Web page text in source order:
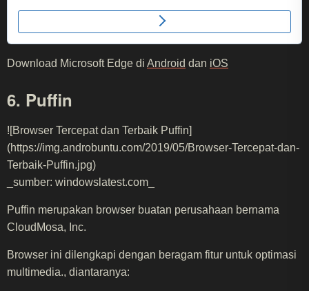
Download Microsoft Edge di Android dan iOS
6. Puffin
![Browser Tercepat dan Terbaik Puffin]
(https://img.androbuntu.com/2019/05/Browser-Tercepat-dan-
Terbaik-Puffin.jpg)
_sumber: windowslatest.com_
Puffin merupakan browser buatan perusahaan bernama
CloudMosa, Inc.
Browser ini dilengkapi dengan beragam fitur untuk optimasi
multimedia., diantaranya: